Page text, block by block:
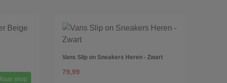
Naar shop
Vans Slip on Sneakers Heren - Zwart
79,99